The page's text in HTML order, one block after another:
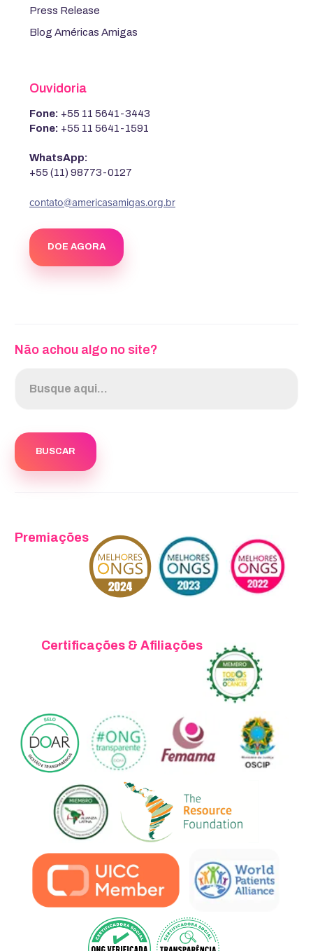
Press Release
Blog Américas Amigas
Ouvidoria
Fone: +55 11 5641-3443
Fone: +55 11 5641-1591
WhatsApp:
+55 (11) 98773-0127
contato@americasamigas.org.br
DOE AGORA
Não achou algo no site?
Premiações
Certificações & Afiliações